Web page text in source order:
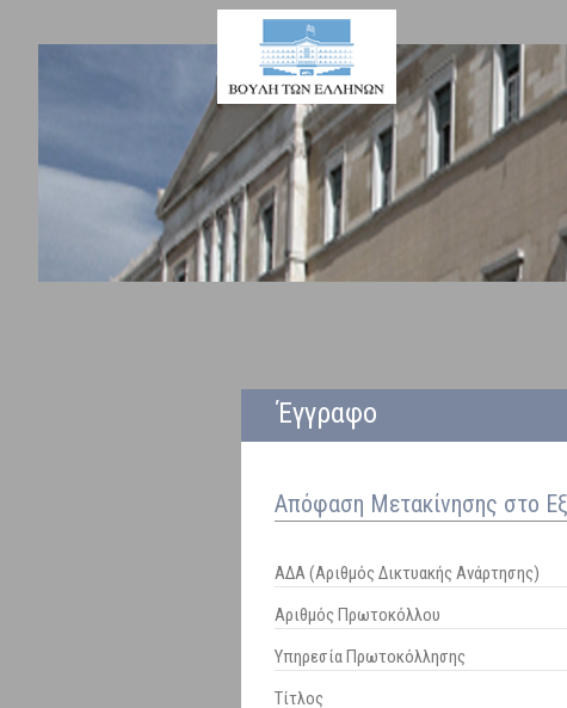
Έγγραφο
Απόφαση Μετακίνησης στο
ΑΔΑ (Αριθμός Δικτυακής Ανάρτησης)
Αριθμός Πρωτοκόλλου
Υπηρεσία Πρωτοκόλλησης
Τίτλος